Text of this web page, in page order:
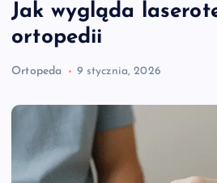
Jak wygląda
ortopedii
Ortopeda 9 stycznia, 2026